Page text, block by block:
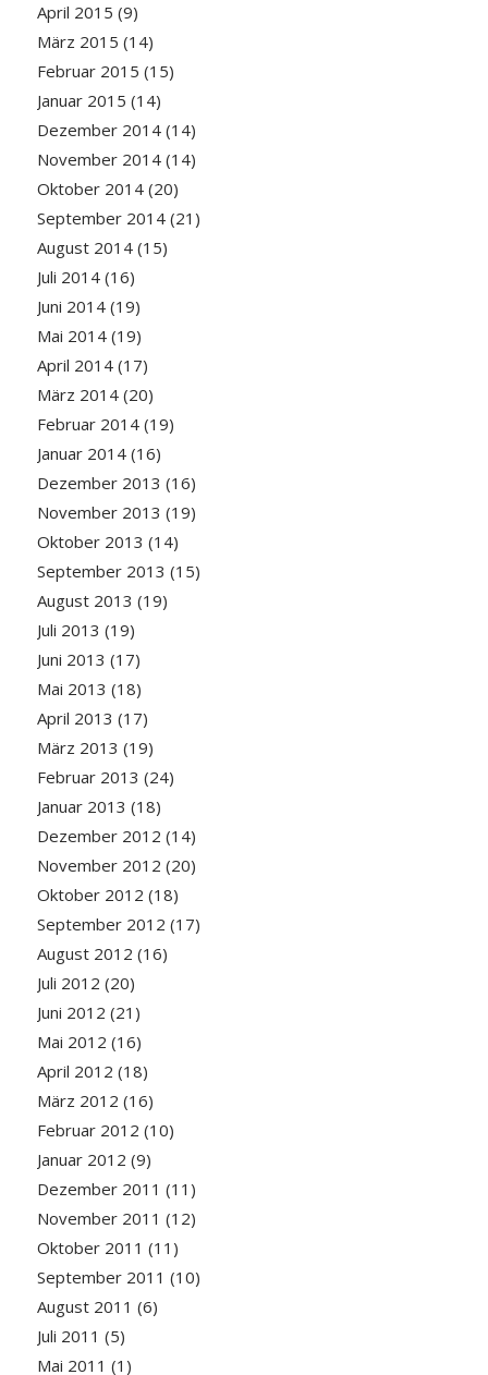
April 2015 (9)
März 2015 (14)
Februar 2015 (15)
Januar 2015 (14)
Dezember 2014(14)
November 2014(14)
Oktober 2014(20)
September 2014(21)
August 2014(15)
Juli 2014(16)
Juni 2014(19)
Mai 2014(19)
April 2014(17)
März 2014(20)
Februar 2014(19)
Januar 2014(16)
Dezember 2013 (16)
November 2013 (19)
Oktober 2013 (14)
September 2013 (15)
August 2013 (19)
Juli 2013 (19)
Juni 2013 (17)
Mai 2013 (18)
April 2013 (17)
März 2013 (19)
Februar 2013 (24)
Januar 2013 (18)
Dezember 2012 (14)
November 2012 (20)
Oktober 2012 (18)
September 2012 (17)
August 2012 (16)
Juli 2012 (20)
Juni 2012 (21)
Mai 2012 (16)
April 2012 (18)
März 2012 (16)
Februar 2012 (10)
Januar 2012 (9)
Dezember 2011 (11)
November 2011 (12)
Oktober 2011 (11)
September 2011 (10)
August 2011 (6)
Juli 2011 (5)
Mai 2011 (1)